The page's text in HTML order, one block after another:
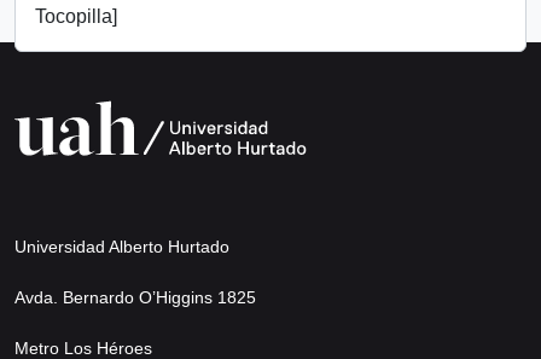
Tocopilla]
Universidad Alberto Hurtado
Avda. Bernardo O’Higgins 1825
Metro Los Héroes